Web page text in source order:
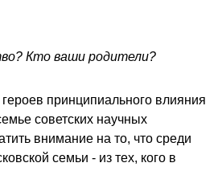
Кто ваши родители?
принципиального влияния
советских научных
внимание на то, что среди
семьи - из тех, кого в